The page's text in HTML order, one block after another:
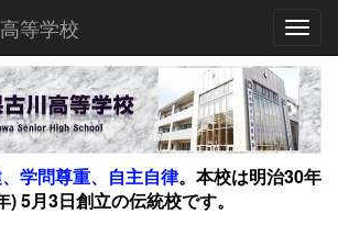
等学校
学問尊重、自主自律。 本校は明治30年
) 5月3日創立の伝統校です。